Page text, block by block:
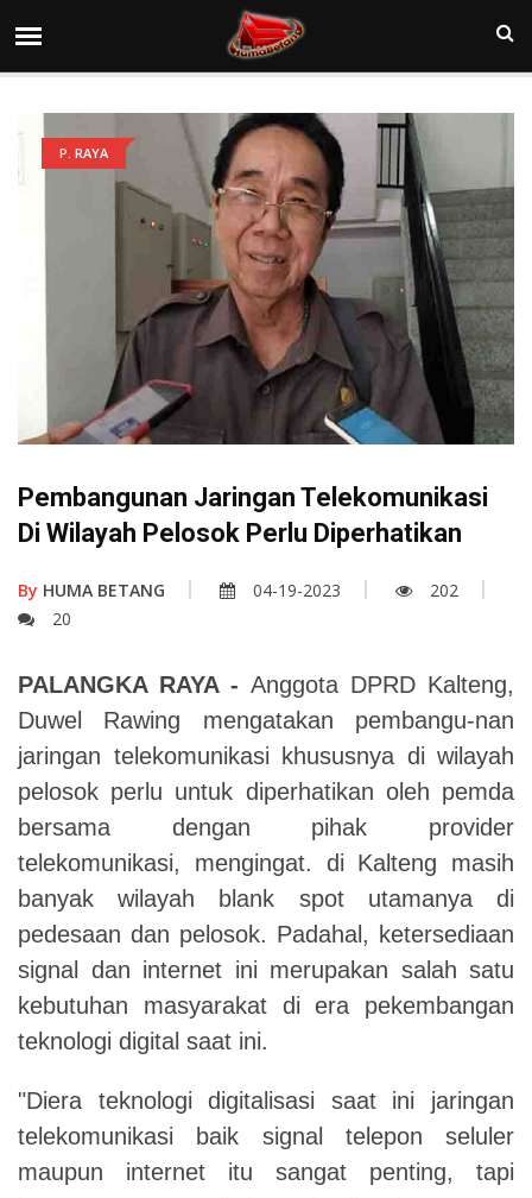
P. RAYA
Pembangunan Jaringan Telekomunikasi
Di Wilayah Pelosok Perlu Diperhatikan
By HUMA BETANG 04-19-2023
202
20
PALANGKA RAYA - Anggota DPRD Kalteng,
Duwel Rawing mengatakan pembangu-nan
jaringan telekomunikasi khususnya di wilayah
pelosok perlu untuk diperhatikan oleh pemda
bersama dengan pihak provider
telekomunikasi, mengingat. di Kalteng masih
banyak wilayah blank spot utamanya di
pedesaan dan pelosok. Padahal, ketersediaan
signal dan internet ini merupakan salah satu
kebutuhan masyarakat di era pekembangan
teknologi digital saat ini.
"Diera teknologi digitalisasi saat ini jaringan
telekomunikasi baik signal telepon seluler
maupun internet itu sangat penting, tapi